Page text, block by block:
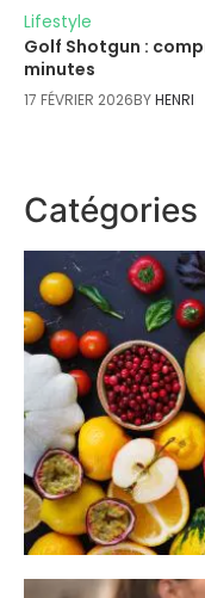
Lifestyle
Golf Shotgun :
minutes
17 FÉVRIER 2026BYHENRI
Catégories